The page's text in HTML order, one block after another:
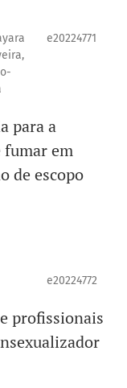
e20224771
para a
fumar em
de escopo
e20224772
profissionais